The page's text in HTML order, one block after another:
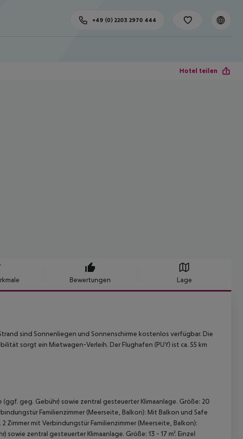
+49 (0) 2203 2970 444
Hotel teilen
Bewertungen Lage
sind Sonnenliegen und Sonnenschirme kostenlos verfügbar. Die
sorgt ein Mietwagen-Verleih. Der Flughafen (PUY) ist ca. 55 km
geg. Gebühr) sowie zentral gesteuerter Klimaanlage. Größe: 20
Familienzimmer (Meerseite, Balkon): Mit Balkon und Safe
Zimmer mit Verbindungstür Familienzimmer (Meerseite, Balkon):
zentral gesteuerter Klimaanlage. Größe: 13 - 17 m². Einzel